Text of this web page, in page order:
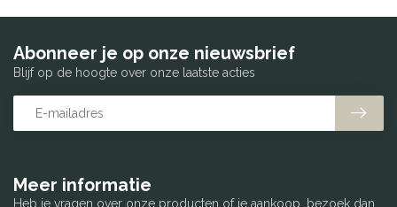
Meer informatie
Heb je vragen over onze producten of je aankoop, bezoek dan
Abonneer je op onze nieuwsbrief
Blijf op de hoogte over onze laatste acties